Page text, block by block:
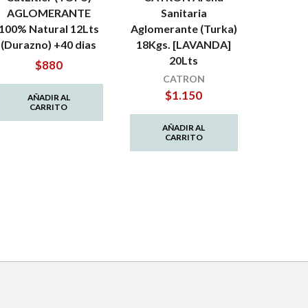
AGLOMERANTE
100% Natural 12Lts
(Durazno) +40 dias
$880
AÑADIR AL
CARRITO
Sanitaria
Aglomerante (Turka)
18Kgs. [LAVANDA]
20Lts
CATRON
$1.150
AÑADIR AL
CARRITO